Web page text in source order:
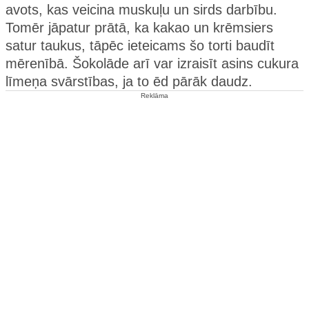
avots, kas veicina muskuļu un sirds darbību.
Tomēr jāpatur prātā, ka kakao un krēmsiers
satur taukus, tāpēc ieteicams šo torti baudīt
mērenībā. Šokolāde arī var izraisīt asins cukura
līmeņa svārstības, ja to ēd pārāk daudz.
Reklāma